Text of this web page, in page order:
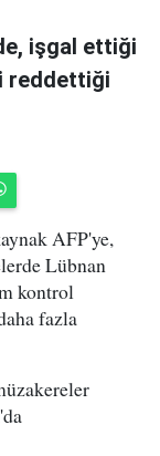
işgal ettiği
reddettiği
AFP'ye,
Lübnan
kontrol
fazla